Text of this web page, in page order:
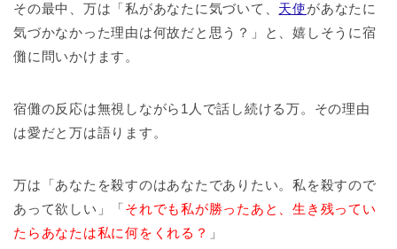
その最中、万は「私があなたに気づいて、 天使があなたに
気づかなかった理由は何故だと思う？」と、嬉しそうに宿
儺に問いかけます。
宿儺の反応は無視しながら1人で話し続ける万。その理由
は愛だと万は語ります。
万は「あなたを殺すのはあなたでありたい。私を殺すので
あって欲しい」「それでも私が勝ったあと、生き残ってい
たらあなたは私に何をくれる？ 」